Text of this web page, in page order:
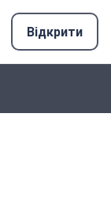
Відкрити